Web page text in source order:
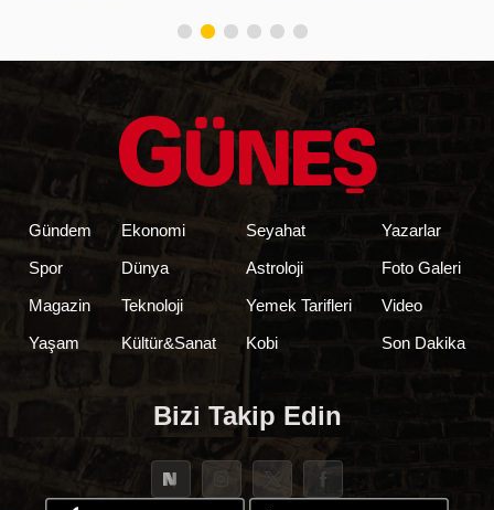
Gündem
Spor
Magazin
Yaşam
Ekonomi
Dünya
Teknoloji
Kültür&Sanat
Seyahat
Astroloji
Yemek Tarifleri
Kobi
Yazarlar
Foto Galeri
Video
Son Dakika
Bizi Takip Edin